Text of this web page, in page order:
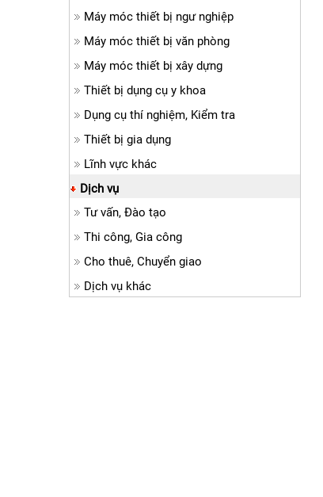
Máy móc thiết bị ngư nghiệp
Máy móc thiết bị văn phòng
Máy móc thiết bị xây dựng
Thiết bị dụng cụ y khoa
Dụng cụ thí nghiệm, Kiểm tra
Thiết bị gia dụng
Lĩnh vực khác
Dịch vụ
Tư vấn, Đào tạo
Thi công, Gia công
Cho thuê, Chuyển giao
Dịch vụ khác